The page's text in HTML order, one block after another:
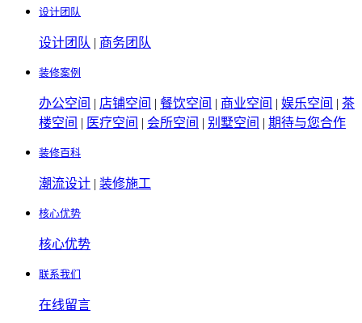
设计团队
设计团队 | 商务团队
装修案例
办公空间 | 店铺空间 | 餐饮空间 | 商业空间 | 娱乐空间 | 茶
楼空间 | 医疗空间 | 会所空间 | 别墅空间 | 期待与您合作
装修百科
潮流设计 | 装修施工
核心优势
核心优势
联系我们
在线留言